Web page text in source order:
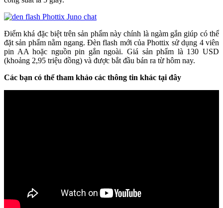
Điểm khá đặc biệt trên sản phẩm này chính là ngàm gắn giúp có thể
đặt sản phẩm nằm ngang. Đèn flash mới của Phottix sử dụng 4 viên
pin AA hoặc nguồn pin gắn ngoài. Giá sản phẩm là 130 USD
(khoảng 2,95 triệu đồng) và được bắt đầu bán ra từ hôm nay.
Các bạn có thể tham khảo các thông tin khác tại đây